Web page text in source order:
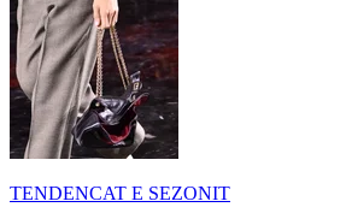
TENDENCAT E SEZONIT